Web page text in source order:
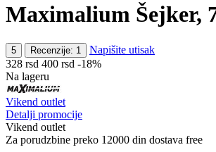
Maximalium Šejker,
5 Recenzije: 1
Napišite utisak
‍328‍ rsd ‍400‍ rsd -18%
Na lageru
Vikend outlet
Detalji promocije
Vikend outlet
Za porudzbine preko 12000 din dostava free